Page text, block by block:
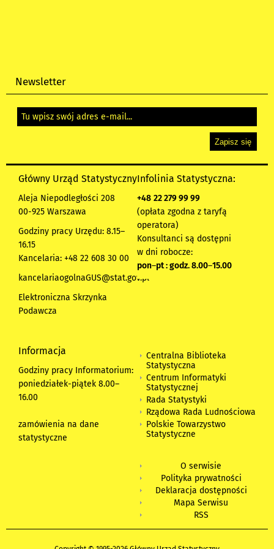
Newsletter
Główny Urząd Statystyczny
Aleja Niepodległości 208
00-925 Warszawa
Godziny pracy Urzędu: 8.15–
16.15
Kancelaria: +48 22 608 30 00
kancelariaogolnaGUS@stat.gov.pl
Elektroniczna Skrzynka
Podawcza
Infolinia Statystyczna:
+48 22 279 99 99
(opłata zgodna z taryfą
operatora)
Konsultanci są dostępni
w dni robocze:
pon–pt : godz. 8.00–15.00
Informacja
Godziny pracy Informatorium:
poniedziałek-piątek 8.00–
16.00
zamówienia na dane
statystyczne
Centralna Biblioteka
Statystyczna
Centrum Informatyki
Statystycznej
Rada Statystyki
Rządowa Rada Ludnościowa
Polskie Towarzystwo
Statystyczne
O serwisie
Polityka prywatności
Deklaracja dostępności
Mapa Serwisu
RSS